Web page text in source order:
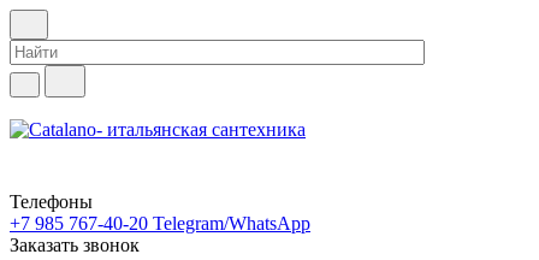
Телефоны
+7 985 767-40-20 Telegram/WhatsApp
Заказать звонок